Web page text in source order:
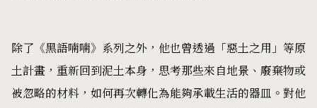
除了《黑語喃喃》系列之外，他也曾透過「惡土之用」等原
土計畫，重新回到泥土本身，思考那些來自地景、廢棄物或
被忽略的材料，如何再次轉化為能夠承載生活的器皿。對他